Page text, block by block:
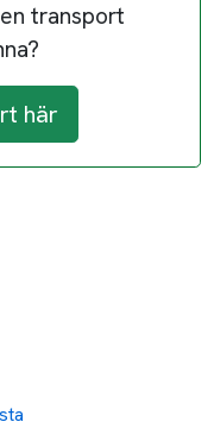
transport
här